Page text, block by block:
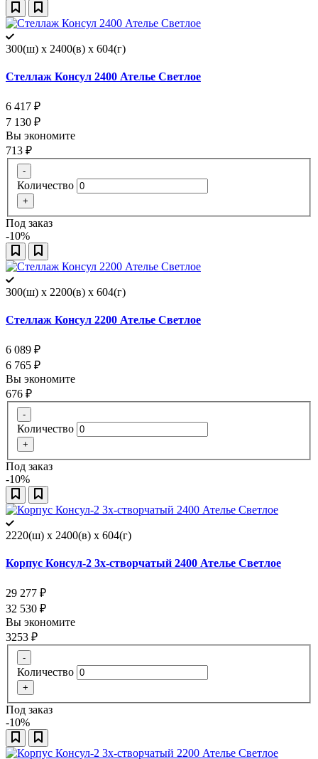
300(ш) x 2400(в) x 604(г)
Стеллаж Консул 2400 Ателье Светлое
6 417 ₽
7 130 ₽
Вы экономите
713 ₽
-
Количество
+
Под заказ
-10%
300(ш) x 2200(в) x 604(г)
Стеллаж Консул 2200 Ателье Светлое
6 089 ₽
6 765 ₽
Вы экономите
676 ₽
-
Количество
+
Под заказ
-10%
2220(ш) x 2400(в) x 604(г)
Корпус Консул-2 3х-створчатый 2400 Ателье Светлое
29 277 ₽
32 530 ₽
Вы экономите
3253 ₽
-
Количество
+
Под заказ
-10%